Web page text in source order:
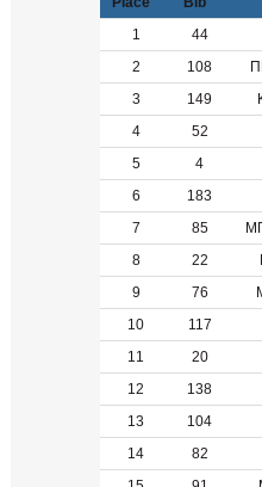
1
44
2
108
3
149
4
52
5
4
6
183
7
85
8
22
9
76
10
117
11
20
12
138
13
104
14
82